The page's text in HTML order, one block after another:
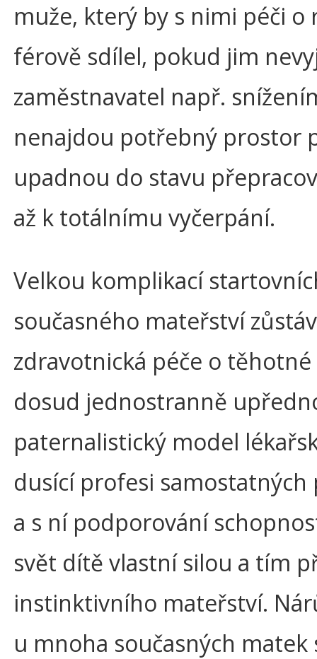
muže, který by s nimi péči
férově sdílel, pokud jim
zaměstnavatel např.
nenajdou potřebný prostor
upadnou do stavu
až k totálnímu vyčerpání.
Velkou komplikací
současného mateřství
zdravotnická péče o
dosud jednostranně
paternalistický model
dusící profesi
a s ní podporování
svět dítě vlastní silou a tím
instinktivního mateřství.
u mnoha současných